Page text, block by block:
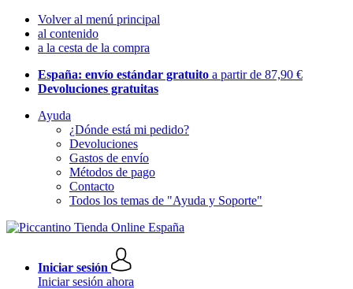
Volver al menú principal
al contenido
a la cesta de la compra
España: envío estándar gratuito a partir de 87,90 €
Devoluciones gratuitas
Ayuda
¿Dónde está mi pedido?
Devoluciones
Gastos de envío
Métodos de pago
Contacto
Todos los temas de "Ayuda y Soporte"
Iniciar sesión
Iniciar sesión ahora